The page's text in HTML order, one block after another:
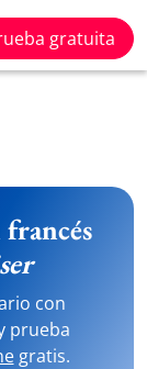
gratuita
con
prueba
gratis.